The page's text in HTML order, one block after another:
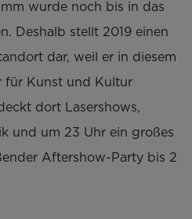
wurde noch bis in das
Deshalb stellt 2019 einen
dar, weil er in diesem
für Kunst und Kultur
dort Lasershows,
und um 23 Uhr ein großes
Aftershow-Party bis 2